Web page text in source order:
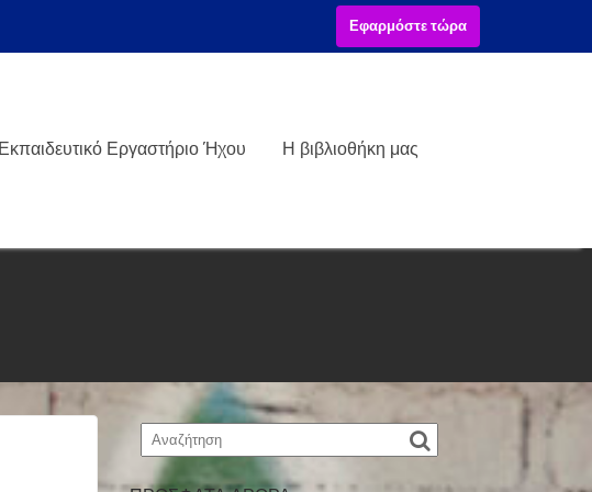
Εφαρμόστε τώρα
Εκπαιδευτικό Εργαστήριο Ήχου Η βιβλιοθήκη μας